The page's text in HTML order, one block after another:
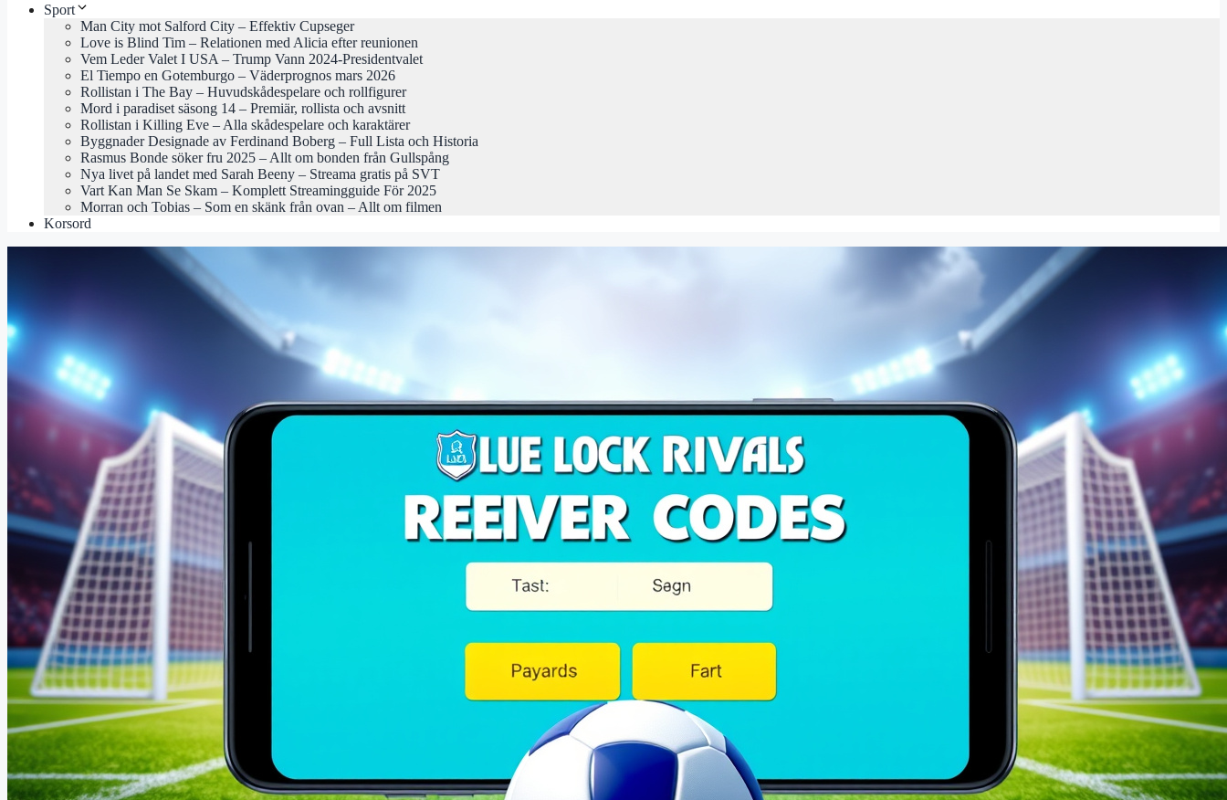
Sport
Man City mot Salford City – Effektiv Cupseger
Love is Blind Tim – Relationen med Alicia efter reunionen
Vem Leder Valet I USA – Trump Vann 2024-Presidentvalet
El Tiempo en Gotemburgo – Väderprognos mars 2026
Rollistan i The Bay – Huvudskådespelare och rollfigurer
Mord i paradiset säsong 14 – Premiär, rollista och avsnitt
Rollistan i Killing Eve – Alla skådespelare och karaktärer
Byggnader Designade av Ferdinand Boberg – Full Lista och Historia
Rasmus Bonde söker fru 2025 – Allt om bonden från Gullspång
Nya livet på landet med Sarah Beeny – Streama gratis på SVT
Vart Kan Man Se Skam – Komplett Streamingguide För 2025
Morran och Tobias – Som en skänk från ovan – Allt om filmen
Korsord